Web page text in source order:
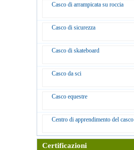
Casco di arrampicata su roccia
Casco di sicurezza
Casco di skateboard
Casco da sci
Casco equestre
Centro di apprendimento del casco
Certificazioni